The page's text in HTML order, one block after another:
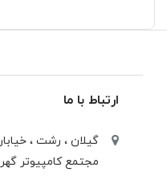
ارتباط با ما
گیلان ، رشت ،
مجتمع كامپيوتر